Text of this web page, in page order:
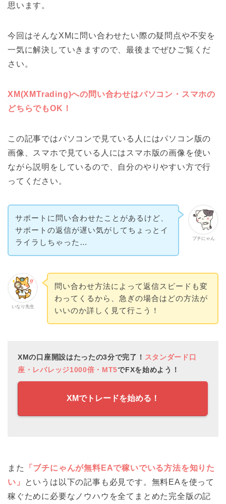
思います。
今回はそんなXMに問い合わせたい際の疑問点や不安を
一気に解決していきますので、最後までぜひご覧くだ
さい。
XM(XMTrading)への問い合わせはパソコン・スマホの
どちらでもOK！
この記事ではパソコンで見ている人にはパソコン版の
画像、スマホで見ている人にはスマホ版の画像を使い
ながら説明をしているので、自分のやりやすい方で行
ってください。
ブチにゃん
サポートに問い合わせたことがあるけど、
サポートの返信が遅い気がしてちょっとイ
ライラしちゃった…
いなり先生
問い合わせ方法によって返信スピードも変
わってくるから、急ぎの場合はどの方法が
いいのか詳しく見て行こう！
XMの口座開設はたったの3分で完了！ スタンダード口
座・レバレッジ1000倍・MT5でFXを始めよう！
XMでトレードを始める！
また
「ブチにゃんが無料EAで稼いでいる方法を知りた
い」
というは以下の記事も必見です。無料EAを使って
稼ぐために必要なノウハウを全てまとめた完全版の記